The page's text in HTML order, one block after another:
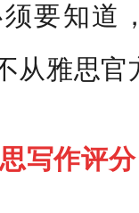
要知道
从雅思官
写作评